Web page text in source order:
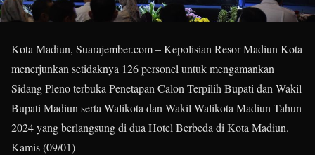
Kota Madiun, Suarajember.com – Kepolisian Resor Madiun Kota
menerjunkan setidaknya 126 personel untuk mengamankan
Sidang Pleno terbuka Penetapan Calon Terpilih Bupati dan Wakil
Bupati Madiun serta Walikota dan Wakil Walikota Madiun Tahun
2024 yang berlangsung di dua Hotel Berbeda di Kota Madiun.
Kamis (09/01)